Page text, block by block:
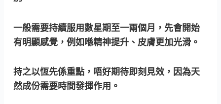
一般需要持續服用數星期至一兩個月 ，先會開始
有明顯感覺，例如喺精神提升、皮膚更加光滑。
持之以恆先係重點，唔好期待即刻見效，因為天
然成份需要時間發揮作用。